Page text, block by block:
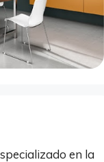
en la